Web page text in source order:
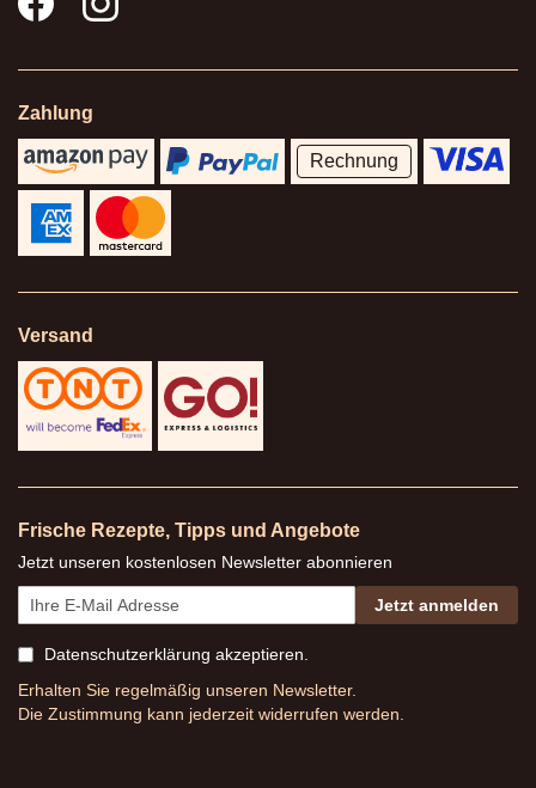
Zahlung
Rechnung
Versand
Frische Rezepte, Tipps und Angebote
Jetzt unseren kostenlosen Newsletter abonnieren
Jetzt anmelden
Datenschutzerklärung akzeptieren.
Erhalten Sie regelmäßig unseren Newsletter.
Die Zustimmung kann jederzeit widerrufen werden.